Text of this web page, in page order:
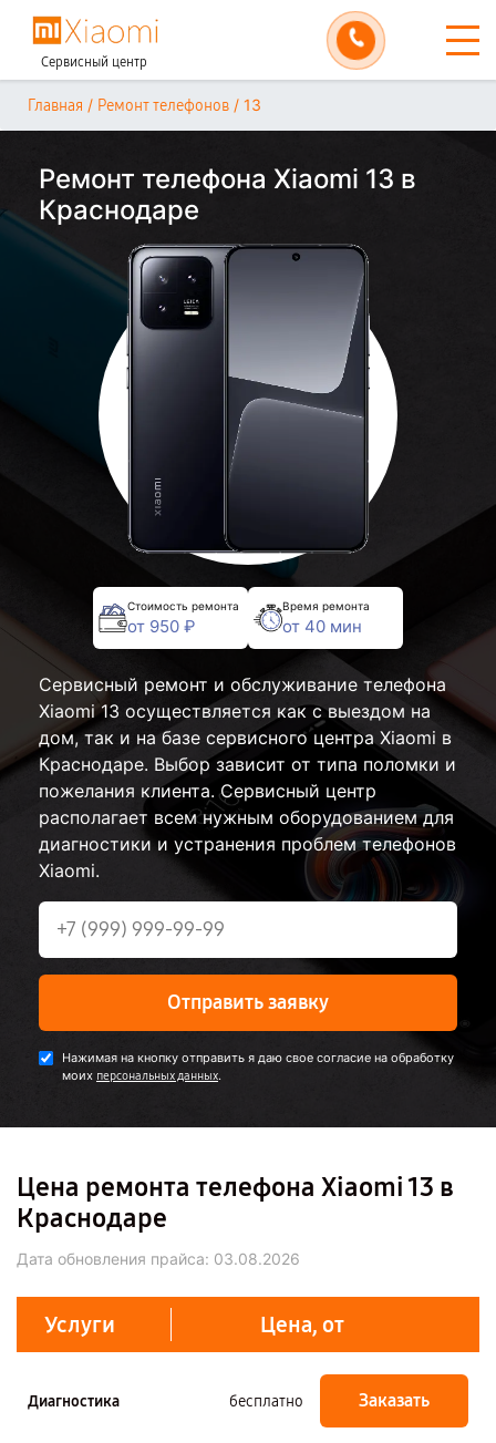
Сервисный центр
Главная / Ремонт телефонов / 13
Ремонт телефона Xiaomi 13 в
Краснодаре
Стоимость ремонта
от 950 ₽
Время ремонта
от 40 мин
Сервисный ремонт и обслуживание телефона
Xiaomi 13 осуществляется как с выездом на
дом, так и на базе сервисного центра Xiaomi в
Краснодаре. Выбор зависит от типа поломки и
пожелания клиента. Сервисный центр
располагает всем нужным оборудованием для
диагностики и устранения проблем телефонов
Xiaomi.
Отправить заявку
Нажимая на кнопку отправить я даю свое согласие на обработку
моих персональных данных.
Цена ремонта телефона Xiaomi 13 в
Краснодаре
Дата обновления прайса: 03.08.2026
Услуги Цена, от
Диагностика бесплатно Заказать